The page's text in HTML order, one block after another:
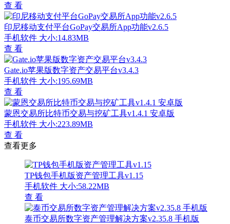
查 看
印尼移动支付平台GoPay交易所App功能v2.6.5
手机软件 大小:14.83MB
查 看
Gate.io苹果版数字资产交易平台v3.4.3
手机软件 大小:195.69MB
查 看
蒙恩交易所比特币交易与挖矿工具v1.4.1 安卓版
手机软件 大小:223.89MB
查 看
查看更多
TP钱包手机版资产管理工具v1.15
手机软件 大小:58.22MB
查 看
泰币交易所数字资产管理解决方案v2.35.8 手机版